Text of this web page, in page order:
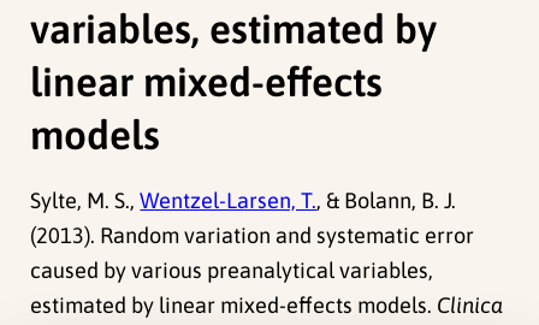
variables, estimated by
linear mixed-effects
models
Sylte, M. S.,Wentzel-Larsen, T., & Bolann, B. J.
(2013). Random variation and systematic error
caused by various preanalytical variables,
estimated by linear mixed-effects models. Clinica